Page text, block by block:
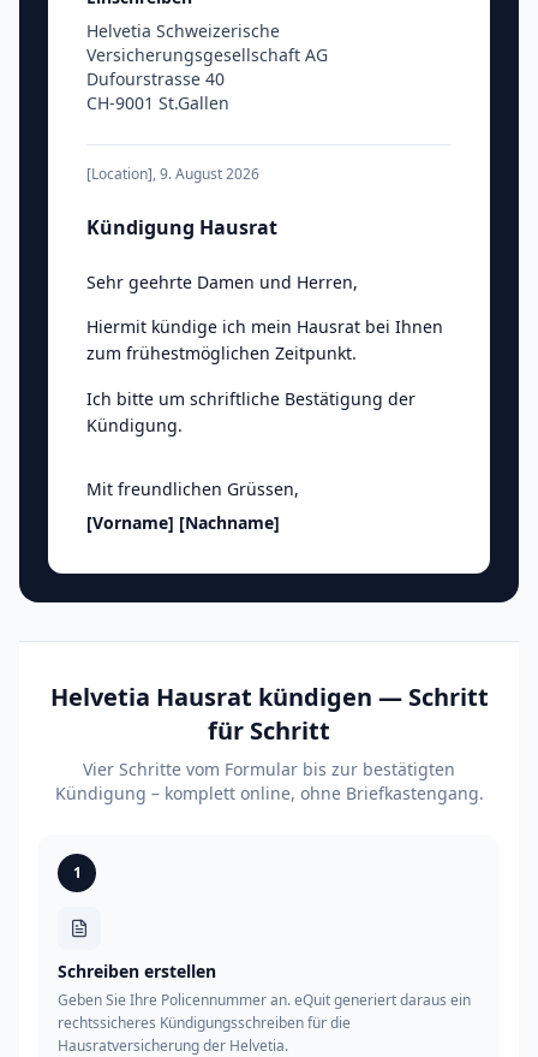
Helvetia Schweizerische
Versicherungsgesellschaft AG
Dufourstrasse 40
CH-9001 St.Gallen
[Location],9. August 2026
Kündigung Hausrat
Sehr geehrte Damen und Herren,
Hiermit kündige ich mein Hausrat bei Ihnen
zum frühestmöglichen Zeitpunkt.
Ich bitte um schriftliche Bestätigung der
Kündigung.
Mit freundlichen Grüssen,
[Vorname] [Nachname]
Helvetia Hausrat kündigen — Schritt
für Schritt
Vier Schritte vom Formular bis zur bestätigten
Kündigung – komplett online, ohne Briefkastengang.
1
Schreiben erstellen
Geben Sie Ihre Policennummer an. eQuit generiert daraus ein
rechtssicheres Kündigungsschreiben für die
Hausratversicherung der Helvetia.